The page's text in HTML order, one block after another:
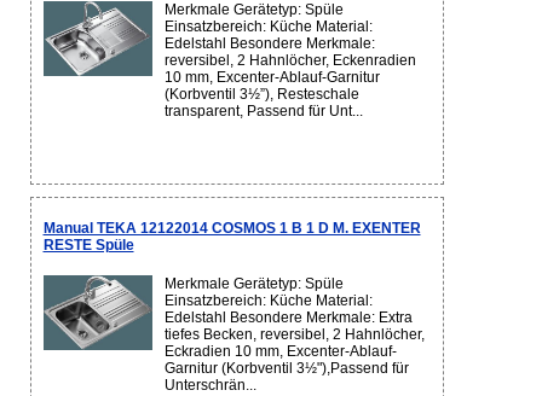
Merkmale Gerätetyp: Spüle
Einsatzbereich: Küche Material:
Edelstahl Besondere Merkmale:
reversibel, 2 Hahnlöcher, Eckenradien
10 mm, Excenter-Ablauf-Garnitur
(Korbventil 3½”), Resteschale
transparent, Passend für Unt...
Manual TEKA 12122014 COSMOS 1 B 1 D M. EXENTER
RESTE Spüle
Merkmale Gerätetyp: Spüle
Einsatzbereich: Küche Material:
Edelstahl Besondere Merkmale: Extra
tiefes Becken, reversibel, 2 Hahnlöcher,
Eckradien 10 mm, Excenter-Ablauf-
Garnitur (Korbventil 3½"),Passend für
Unterschrän...